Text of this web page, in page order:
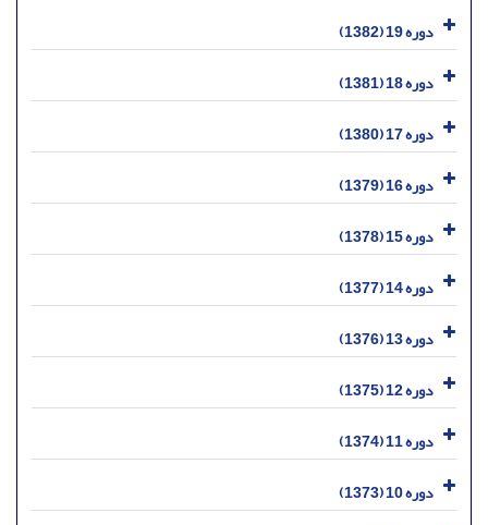
دوره 19 (1382)
دوره 18 (1381)
دوره 17 (1380)
دوره 16 (1379)
دوره 15 (1378)
دوره 14 (1377)
دوره 13 (1376)
دوره 12 (1375)
دوره 11 (1374)
دوره 10 (1373)